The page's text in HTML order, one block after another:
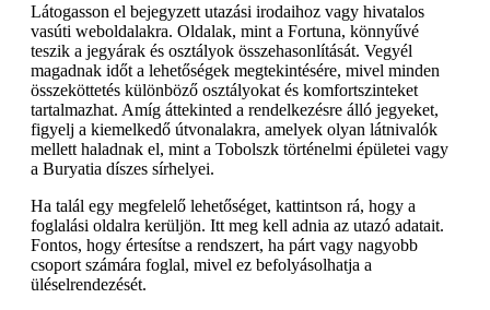
Látogasson el bejegyzett utazási irodaihoz vagy hivatalos
vasúti weboldalakra. Oldalak, mint a Fortuna, könnyűvé
teszik a jegyárak és osztályok összehasonlítását. Vegyél
magadnak időt a lehetőségek megtekintésére, mivel minden
összeköttetés különböző osztályokat és komfortszinteket
tartalmazhat. Amíg áttekinted a rendelkezésre álló jegyeket,
figyelj a kiemelkedő útvonalakra, amelyek olyan látnivalók
mellett haladnak el, mint a Tobolszk történelmi épületei vagy
a Buryatia díszes sírhelyei.
Ha talál egy megfelelő lehetőséget, kattintson rá, hogy a
foglalási oldalra kerüljön. Itt meg kell adnia az utazó adatait.
Fontos, hogy értesítse a rendszert, ha párt vagy nagyobb
csoport számára foglal, mivel ez befolyásolhatja a
üléselrendezését.